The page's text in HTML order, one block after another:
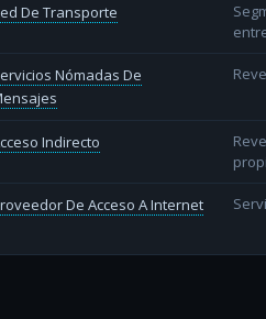
De Transporte
Nómadas De
Indirecto
De Acceso A Internet